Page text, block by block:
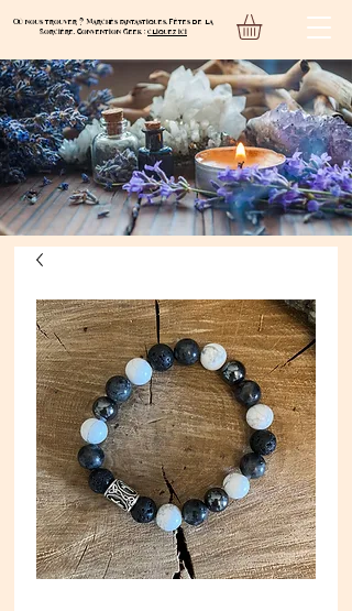
Où nous trouver ? Marchés fantastiques, Fêtes de la
Sorcière, Convention Geek : cliquez ici